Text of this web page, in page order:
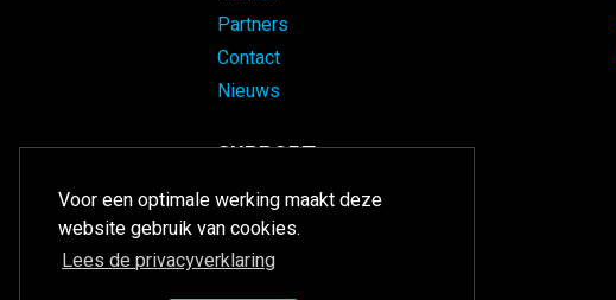
Voor een optimale werking maakt deze
website gebruik van cookies.
Lees de privacyverklaring
Partners
Contact
Nieuws
SUPPORT
Kijk met mij